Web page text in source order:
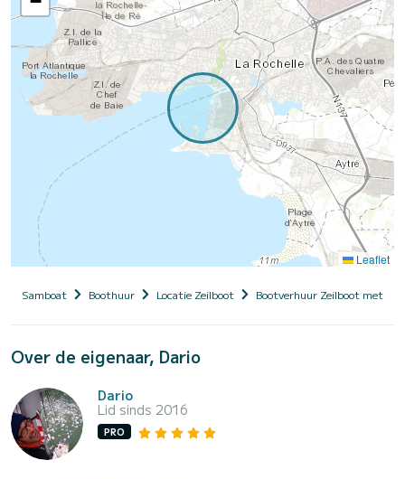
Leaflet
Samboat Boothuur Locatie Zeilboot Bootverhuur Zeilboot met
Over de eigenaar, Dario
Dario
Lid sinds 2016
PRO